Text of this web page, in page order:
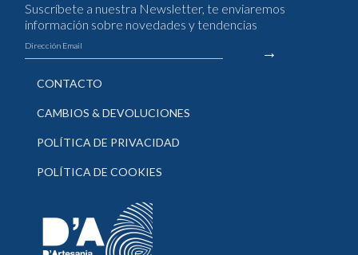
Suscríbete a nuestra Newsletter, te enviaremos
información sobre novedades y tendencias
CONTACTO
CAMBIOS & DEVOLUCIONES
POLÍTICA DE PRIVACIDAD
POLÍTICA DE COOKIES